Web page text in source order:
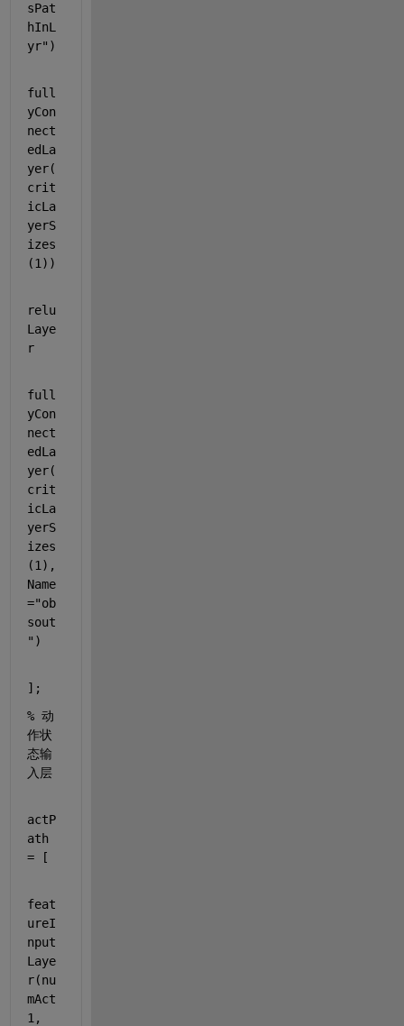
sPat
hInL
yr" )
full
yCon
nect
edLa
yer(
crit
icLa
yerS
izes
(1))
relu
Laye
r
full
yCon
nect
edLa
yer(
crit
icLa
yerS
izes
(1),
Name
="ob
sout
" )
];
% 动
作状
态输
入层
actP
ath
= [
feat
ureI
nput
Laye
r(nu
mAct
1,